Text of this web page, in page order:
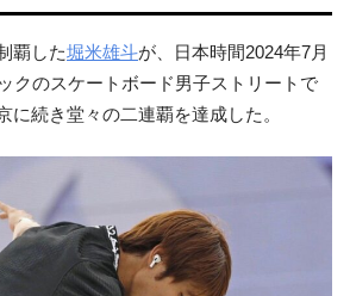
覇した堀米雄斗が、日本時間2024年7月
クのスケートボード男子ストリートで
に続き堂々の二連覇を達成した。